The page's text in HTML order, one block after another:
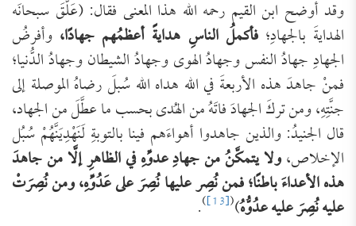
وقد أوضح ابن القيم رحمه الله هذا المعنى فقال: (عَلَّقَ سبحانَه
الهدايةَ بالجهادِ؛فأكملُ الناسِ هدايةً أعظمُهم جهادًا، وأفرضُ
الجهادِ جهادُ النفس وجهادُ الهوى وجهادُ الشيطان وجهادُ الدُّنيا؛
فمنْ جاهدَ هذه الأربعةَ في الله هداه الله سُبلَ رضاهُ الموصلة إلى
جنَّتِهِ، ومن تركَ الجهادَ فاتَهُ من الهُدى بحسب ما عطَّلَ من الجهاد،
قال الجنيدُ: والذين جاهدوا أهواءَهم فينا بالتوبةِ لَنَهْدِيَنَّهُمْ سُبُل
الإخلاص،ولا يتمكَّنُ من جهادِ عدوِّهِ في الظاهرِ إلَّا من جاهدَ
هذه الأعداءَ باطنًا؛ فمن نُصِر عليها نُصِرَ على عَدُوِّهِ، ومن نُصِرَتْ
عليه نُصِرَ عليه عدُوُّهُ)
(
[13]
)
.